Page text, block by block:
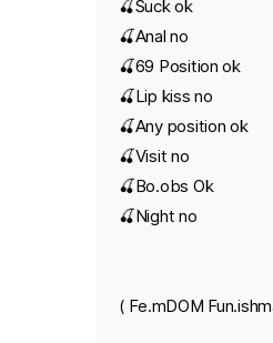
🍒Suck ok
🍒Anal no
🍒69 Position ok
🍒Lip kiss no
🍒Any position ok
🍒Visit no
🍒Bo.obs Ok
🍒Night no
( Fe.mDOM